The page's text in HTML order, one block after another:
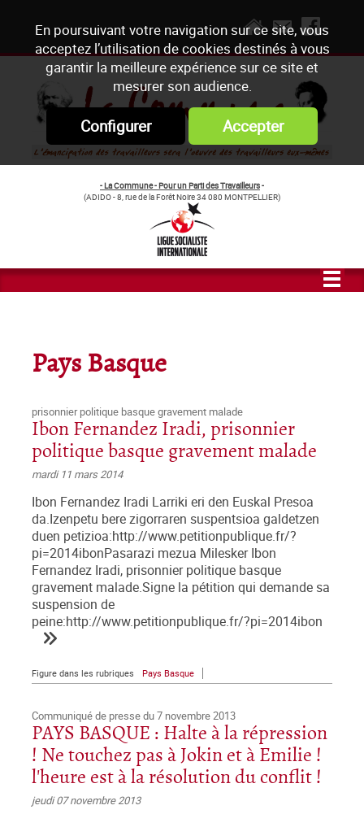
En poursuivant votre navigation sur ce site, vous
acceptez l’utilisation de cookies destinés à vous
garantir la meilleure expérience sur ce site et
mesurer son audience.
Configurer Accepter
- La Commune - Pour un Parti des Travailleurs-
(ADIDO - 8, rue de la Forêt Noire 34 080 MONTPELLIER)
Pays Basque
prisonnier politique basque gravement malade
Ibon Fernandez Iradi, prisonnier
politique basque gravement malade
mardi 11 mars 2014
Ibon Fernandez Iradi Larriki eri den Euskal Presoa
da.Izenpetu bere zigorraren suspentsioa galdetzen
duen petizioa:http://www.petitionpublique.fr/?
pi=2014ibonPasarazi mezua Milesker Ibon
Fernandez Iradi, prisonnier politique basque
gravement malade.Signe la pétition qui demande sa
suspension de
peine:http://www.petitionpublique.fr/?pi=2014ibon
Figure dans les rubriques Pays Basque
Communiqué de presse du 7 novembre 2013
PAYS BASQUE : Halte à la répression
! Ne touchez pas à Jokin et à Emilie !
l'heure est à la résolution du conflit !
jeudi 07 novembre 2013